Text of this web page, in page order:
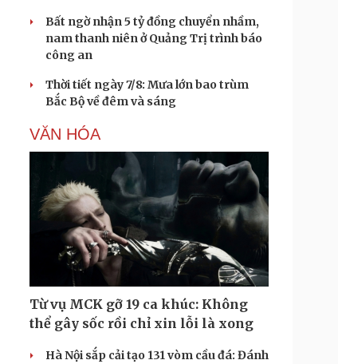
Bất ngờ nhận 5 tỷ đồng chuyển nhầm,
nam thanh niên ở Quảng Trị trình báo
công an
Thời tiết ngày 7/8: Mưa lớn bao trùm
Bắc Bộ về đêm và sáng
VĂN HÓA
Từ vụ MCK gỡ 19 ca khúc: Không
thể gây sốc rồi chỉ xin lỗi là xong
Hà Nội sắp cải tạo 131 vòm cầu đá: Đánh